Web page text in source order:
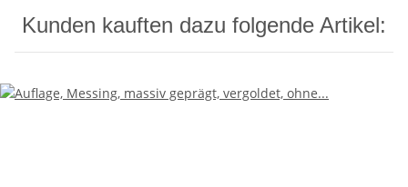
Kunden kauften dazu folgende Artikel: